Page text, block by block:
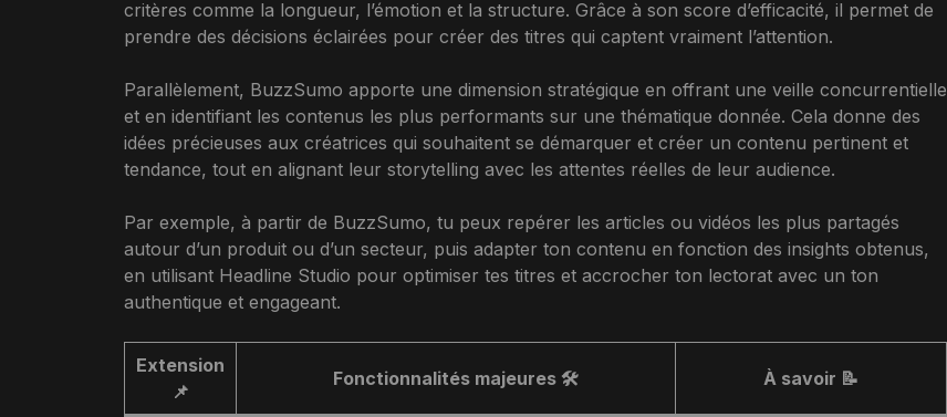
critères comme la longueur, l’émotion et la structure. Grâce à son score d’efficacité, il permet de
prendre des décisions éclairées pour créer des titres qui captent vraiment l’attention.
Parallèlement, BuzzSumo apporte une dimension stratégique en offrant une veille concurrentielle
et en identifiant les contenus les plus performants sur une thématique donnée. Cela donne des
idées précieuses aux créatrices qui souhaitent se démarquer et créer un contenu pertinent et
tendance, tout en alignant leur storytelling avec les attentes réelles de leur audience.
Par exemple, à partir de BuzzSumo, tu peux repérer les articles ou vidéos les plus partagés
autour d’un produit ou d’un secteur, puis adapter ton contenu en fonction des insights obtenus,
en utilisant Headline Studio pour optimiser tes titres et accrocher ton lectorat avec un ton
authentique et engageant.
Extension
📌
Fonctionnalités majeures 🛠️ À savoir 📝